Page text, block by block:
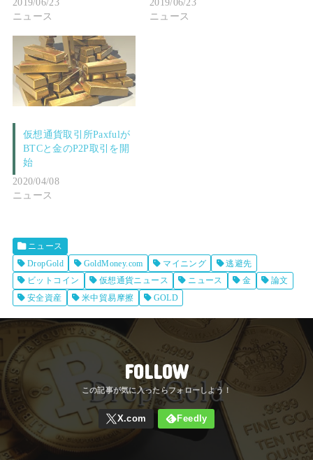
2019/06/23
ニュース
2019/06/23
ニュース
仮想通貨取引所Paxfulが
BTCと金のP2P取引を開
始
2020/04/08
ニュース
ニュース
DropGold
GoldMoney.com マイニング
逃避先
ビットコイン
仮想通貨ニュース ニュース 金
論文
安全資産
米中貿易摩擦 GOLD
FOLLOW